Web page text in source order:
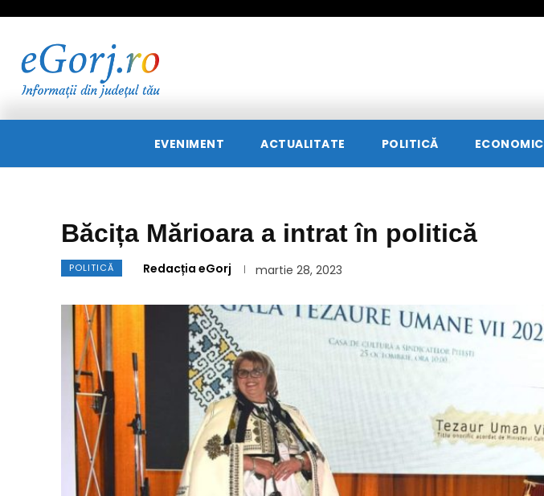
EVENIMENT ACTUALITATE POLITICĂ ECONOMIC
Băcița Mărioara a intrat în politică
POLITICĂ Redacția eGorj martie 28, 2023